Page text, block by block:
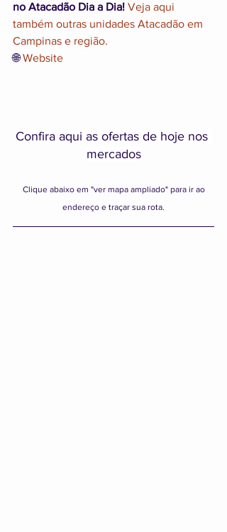
no Atacadão Dia a Dia! Veja aqui
também outras unidades Atacadão em
Campinas e região.
🌐 Website
Confira aqui as ofertas de hoje nos
mercados
endereço e traçar sua rota.